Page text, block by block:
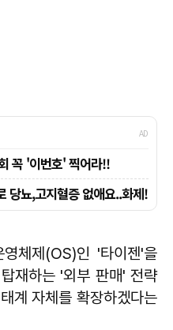
체제(OS)인 '타이젠'을
재하는 '외부 판매' 전략
계 자체를 확장하겠다는